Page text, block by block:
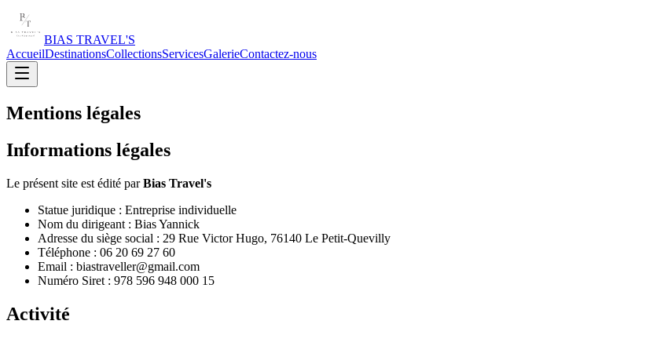
BIAS TRAVEL'S
AccueilDestinationsCollectionsServicesGalerieContactez-nous
Mentions légales
Informations légales
Le présent site est édité parBias Travel's
Statue juridique : Entreprise individuelle
Nom du dirigeant : Bias Yannick
Adresse du siège social : 29 Rue Victor Hugo, 76140 Le Petit-Quevilly
Téléphone : 06 20 69 27 60
Email : biastraveller@gmail.com
Numéro Siret : 978 596 948 000 15
Activité